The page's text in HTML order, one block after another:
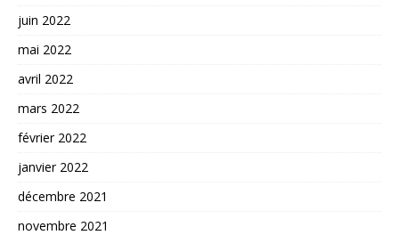
juin 2022
mai 2022
avril 2022
mars 2022
février 2022
janvier 2022
décembre 2021
novembre 2021